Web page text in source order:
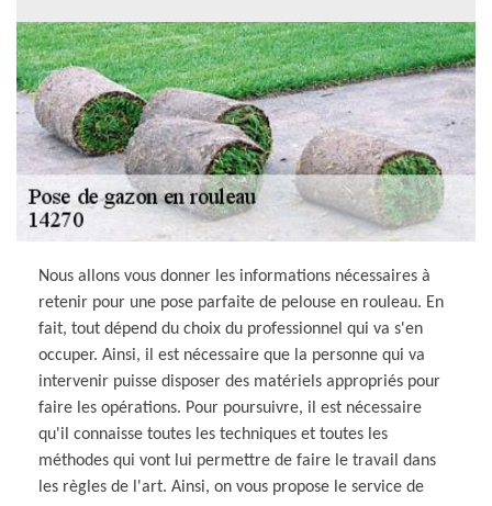
Nous allons vous donner les informations nécessaires à
retenir pour une pose parfaite de pelouse en rouleau. En
fait, tout dépend du choix du professionnel qui va s'en
occuper. Ainsi, il est nécessaire que la personne qui va
intervenir puisse disposer des matériels appropriés pour
faire les opérations. Pour poursuivre, il est nécessaire
qu'il connaisse toutes les techniques et toutes les
méthodes qui vont lui permettre de faire le travail dans
les règles de l'art. Ainsi, on vous propose le service de